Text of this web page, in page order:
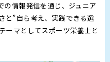
の情報発信を通じ、ジュニア
と”自ら考え、実践できる選
ーマとしてスポーツ栄養士と